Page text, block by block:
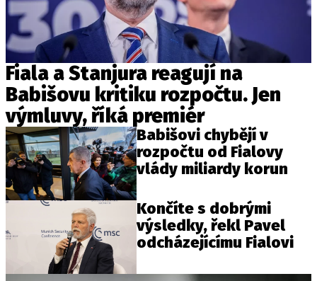
Fiala a Stanjura reagují na
Babišovu kritiku rozpočtu. Jen
výmluvy, říká premiér
Babišovi chybějí v
rozpočtu od Fialovy
vlády miliardy korun
Končíte s dobrými
výsledky, řekl Pavel
odcházejícímu Fialovi